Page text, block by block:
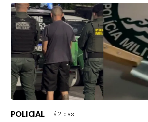
POLICIAL Há 2 dias